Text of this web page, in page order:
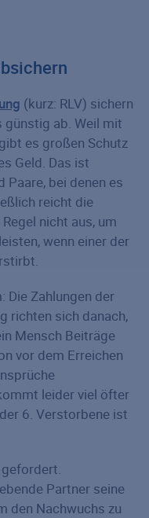
(kurz: RLV) sichern
günstig ab. Weil mit
es großen Schutz
Geld. Das ist
bei denen es
reicht die
nicht aus, um
wenn einer der
Die Zahlungen der
richten sich danach,
Mensch Beiträge
vor dem Erreichen
leider viel öfter
6. Verstorbene ist
Partner seine
den Nachwuchs zu